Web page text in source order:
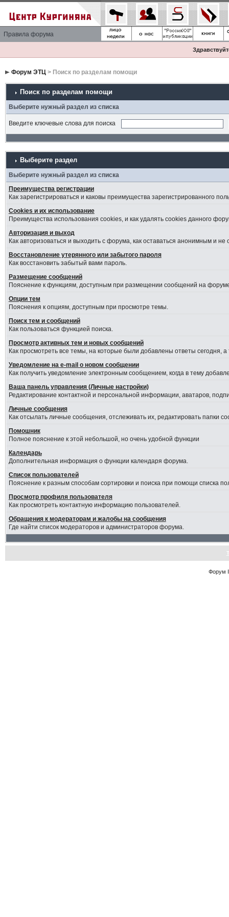
Правила форума
Форум ЭТЦ> Поиск по разделам помощи
Поиск по разделам помощи
Выберите нужный раздел из списка
Введите ключевые слова для поиска
Выберите раздел
Выберите нужный раздел из списка
Преимущества регистрации
Как зарегистрироваться и каковы преимущества зарегистрированного
Cookies и их использование
Преимущества использования cookies, и как удалять cookies данного
Авторизация и выход
Как авторизоваться и выходить с форума, как оставаться анонимным и
Восстановление утерянного или забытого пароля
Как восстановить забытый вами пароль.
Размещение сообщений
Пояснение к функциям, доступным при размещении сообщений на
Опции тем
Пояснения к опциям, доступным при просмотре темы.
Поиск тем и сообщений
Как пользоваться функцией поиска.
Просмотр активных тем и новых сообщений
Как просмотреть все темы, на которые были добавлены ответы сегодня,
Уведомление на е-mail о новом сообщении
Как получить уведомление электронным сообщением, когда в тему
Ваша панель управления (Личные настройки)
Редактирование контактной и персональной информации, аватаров,
Личные сообщения
Как отсылать личные сообщения, отслеживать их, редактировать папки
Помошник
Полное пояснение к этой небольшой, но очень удобной функции
Календарь
Дополнительная информация о функции календаря форума.
Список пользователей
Пояснение к разным способам сортировки и поиска при помощи списка
Просмотр профиля пользователя
Как просмотреть контактную информацию пользователей.
Обращения к модераторам и жалобы на сообщения
Где найти список модераторов и администраторов форума.
Форум